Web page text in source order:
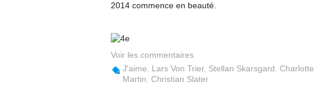
2014 commence en beauté.
Voir les commentaires
J'aime
Lars Von Trier, Stellan Skarsgard
Martin Christian Slater